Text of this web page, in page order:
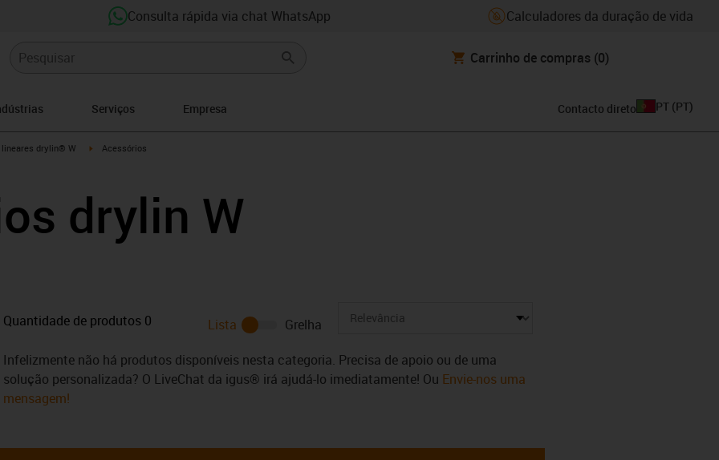
Consulta rápida via chat WhatsApp Calculadores da duração de vida
Carrinho de compras (0)
Serviços Empresa Contacto direto PT (PT)
arrow-right
lineares drylin® W igus-icon-arrow-right
Acessórios
drylin W
Quantidade de produtos 0 Lista
Grelha
Infelizmente não há produtos disponíveis nesta categoria. Precisa de apoio ou de uma
solução personalizada? O LiveChat da igus® irá ajudá-lo imediatamente! Ou Envie-nos uma
mensagem!